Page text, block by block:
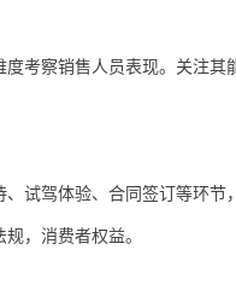
考察销售人员表现。关注
试驾体验、合同签订等环
，消费者权益。